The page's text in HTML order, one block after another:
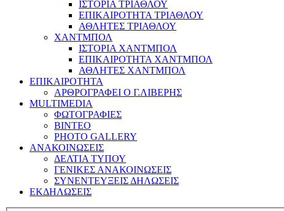
ΙΣΤΟΡΙΑ ΤΡΙΑΘΛΟΥ
ΕΠΙΚΑΙΡΟΤΗΤΑ ΤΡΙΑΘΛΟΥ
ΑΘΛΗΤΕΣ ΤΡΙΑΘΛΟΥ
ΧΑΝΤΜΠΟΛ
ΙΣΤΟΡΙΑ ΧΑΝΤΜΠΟΛ
ΕΠΙΚΑΙΡΟΤΗΤΑ ΧΑΝΤΜΠΟΛ
ΑΘΛΗΤΕΣ ΧΑΝΤΜΠΟΛ
ΕΠΙΚΑΙΡΟΤΗΤΑ
ΑΡΘΡΟΓΡΑΦΕΙ Ο Γ.ΛΙΒΕΡΗΣ
MULTIMEDIA
ΦΩΤΟΓΡΑΦΙΕΣ
ΒΙΝΤΕΟ
PHOTO GALLERY
ΑΝΑΚΟΙΝΩΣΕΙΣ
ΔΕΛΤΙΑ ΤΥΠΟΥ
ΓΕΝΙΚΕΣ ΑΝΑΚΟΙΝΩΣΕΙΣ
ΣΥΝΕΝΤΕΥΞΕΙΣ ΔΗΛΩΣΕΙΣ
ΕΚΔΗΛΩΣΕΙΣ